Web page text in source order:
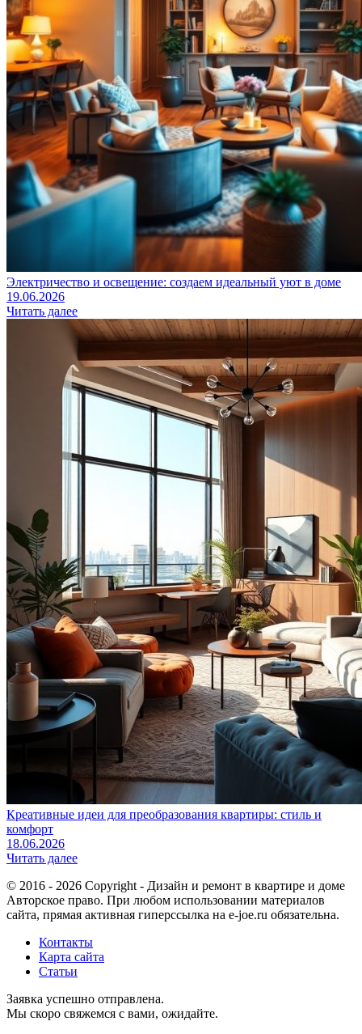
Электричество и освещение: создаем идеальный уют в доме
19.06.2026
Читать далее
Креативные идеи для преобразования квартиры: стиль и
комфорт
18.06.2026
Читать далее
© 2016 - 2026 Copyright - Дизайн и ремонт в квартире и доме
Авторское право. При любом использовании материалов
сайта, прямая активная гиперссылка на e-joe.ru обязательна.
Контакты
Карта сайта
Статьи
Заявка успешно отправлена.
Мы скоро свяжемся с вами, ожидайте.